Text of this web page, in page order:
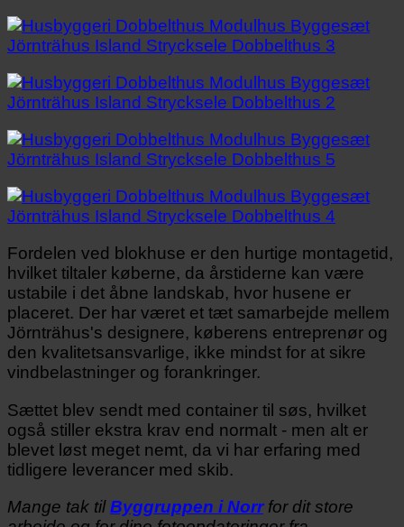
Fordelen ved blokhuse er den hurtige montagetid,
hvilket tiltaler køberne, da årstiderne kan være
ustabile i det åbne landskab, hvor husene er
placeret. Der har været et tæt samarbejde mellem
Jörnträhus's designere, køberens entreprenør og
den kvalitetsansvarlige, ikke mindst for at sikre
vindbelastninger og forankringer.
Sættet blev sendt med container til søs, hvilket
også stiller ekstra krav end normalt - men alt er
blevet løst meget nemt, da vi har erfaring med
tidligere leverancer med skib.
Mange tak tilByggruppen i Norrfor dit store